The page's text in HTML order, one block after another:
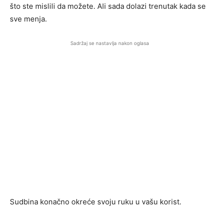
što ste mislili da možete. Ali sada dolazi trenutak kada se
sve menja.
Sadržaj se nastavlja nakon oglasa
Sudbina konačno okreće svoju ruku u vašu korist.